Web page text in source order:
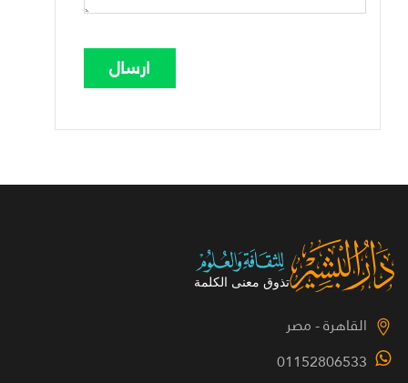
القاهرة - مصر
01152806533